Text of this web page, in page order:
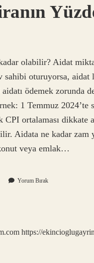
olabilir? Aidat
oturuyorsa, aidat
ödemek zorunda
1 Temmuz
CPI ortalaması
Aidata ne kadar
veya emlak…
Yorum Bırak
https://